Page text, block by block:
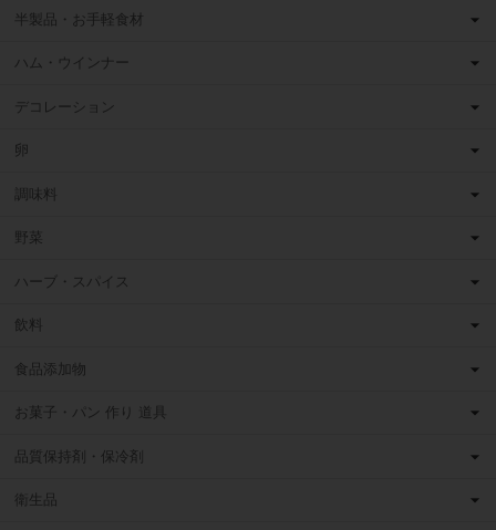
半製品・お手軽食材
ハム・ウインナー
デコレーション
卵
調味料
野菜
ハーブ・スパイス
飲料
食品添加物
お菓子・パン 作り 道具
品質保持剤・保冷剤
衛生品